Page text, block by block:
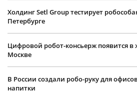
Холдинг Setl Group тестирует
Петербурге
Цифровой робот-консьерж появится в
Москве
В России создали робо-руку для
напитки